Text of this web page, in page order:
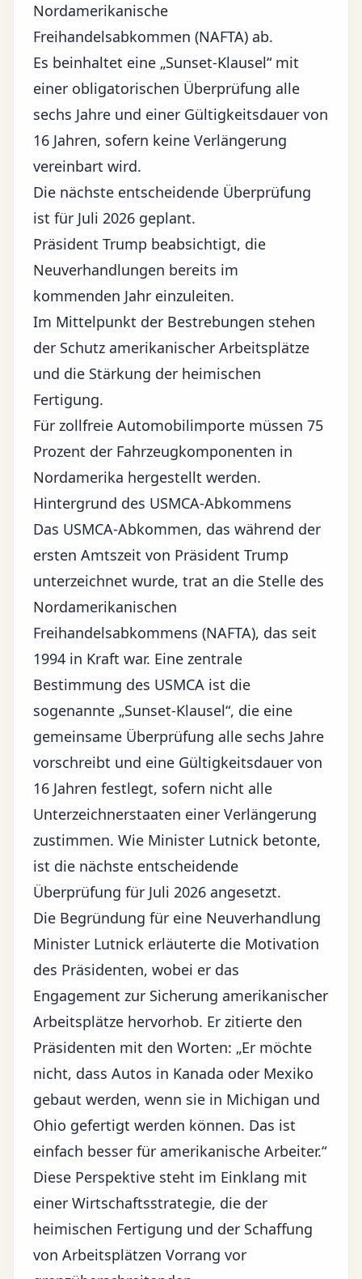
Nordamerikanische
Freihandelsabkommen (NAFTA) ab.
Es beinhaltet eine „Sunset-Klausel“ mit
einer obligatorischen Überprüfung alle
sechs Jahre und einer Gültigkeitsdauer von
16 Jahren, sofern keine Verlängerung
vereinbart wird.
Die nächste entscheidende Überprüfung
ist für Juli 2026 geplant.
Präsident Trump beabsichtigt, die
Neuverhandlungen bereits im
kommenden Jahr einzuleiten.
Im Mittelpunkt der Bestrebungen stehen
der Schutz amerikanischer Arbeitsplätze
und die Stärkung der heimischen
Fertigung.
Für zollfreie Automobilimporte müssen 75
Prozent der Fahrzeugkomponenten in
Nordamerika hergestellt werden.
Hintergrund des USMCA-Abkommens
Das USMCA-Abkommen, das während der
ersten Amtszeit von Präsident Trump
unterzeichnet wurde, trat an die Stelle des
Nordamerikanischen
Freihandelsabkommens (NAFTA), das seit
1994 in Kraft war. Eine zentrale
Bestimmung des USMCA ist die
sogenannte „Sunset-Klausel“, die eine
gemeinsame Überprüfung alle sechs Jahre
vorschreibt und eine Gültigkeitsdauer von
16 Jahren festlegt, sofern nicht alle
Unterzeichnerstaaten einer Verlängerung
zustimmen. Wie Minister Lutnick betonte,
ist die nächste entscheidende
Überprüfung für Juli 2026 angesetzt.
Die Begründung für eine Neuverhandlung
Minister Lutnick erläuterte die Motivation
des Präsidenten, wobei er das
Engagement zur Sicherung amerikanischer
Arbeitsplätze hervorhob. Er zitierte den
Präsidenten mit den Worten: „Er möchte
nicht, dass Autos in Kanada oder Mexiko
gebaut werden, wenn sie in Michigan und
Ohio gefertigt werden können. Das ist
einfach besser für amerikanische Arbeiter.“
Diese Perspektive steht im Einklang mit
einer Wirtschaftsstrategie, die der
heimischen Fertigung und der Schaffung
von Arbeitsplätzen Vorrang vor